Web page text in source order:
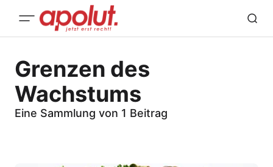
Grenzen des
Wachstums
Eine Sammlung von 1 Beitrag